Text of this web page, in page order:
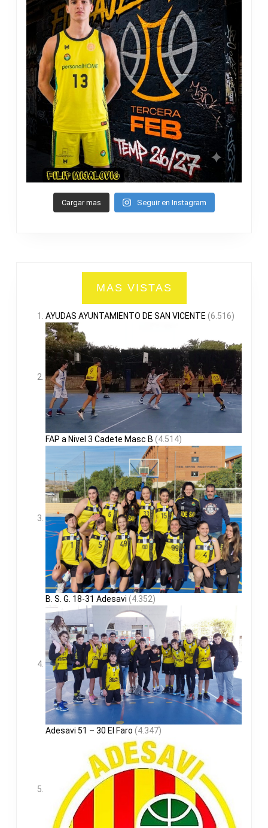
Cargar mas Seguir en Instagram
MAS VISTAS
AYUDAS AYUNTAMIENTO DE SAN VICENTE (6.516)
FAP a Nivel 3 Cadete Masc B (4.514)
B. S. G. 18-31 Adesavi (4.352)
Adesavi 51 – 30 El Faro (4.347)